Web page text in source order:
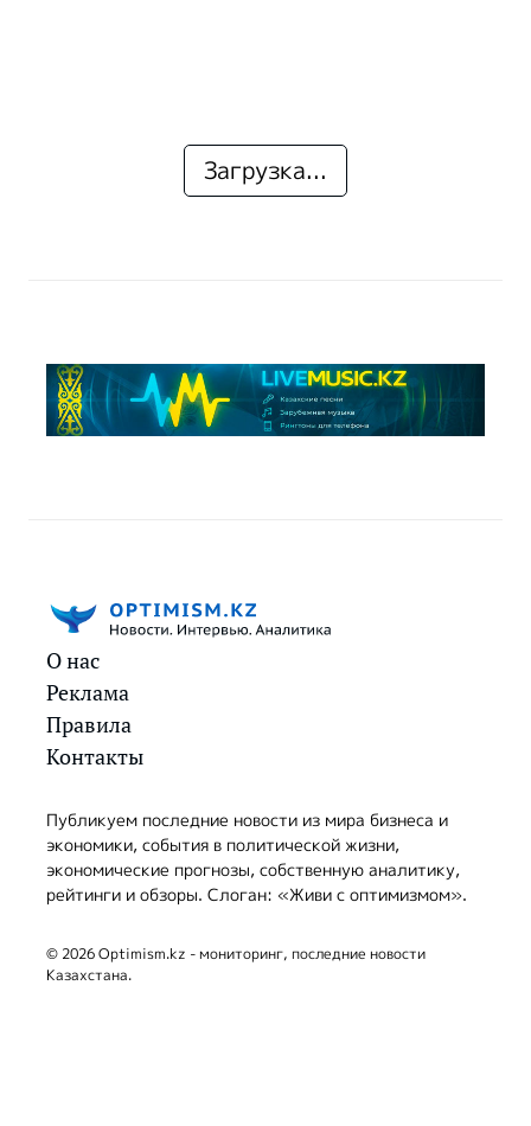
Загрузка...
О нас
Реклама
Правила
Контакты
Публикуем последние новости из мира бизнеса и
экономики, события в политической жизни,
экономические прогнозы, собственную аналитику,
рейтинги и обзоры. Слоган: «Живи с оптимизмом».
© 2026 Optimism.kz - мониторинг, последние новости
Казахстана.